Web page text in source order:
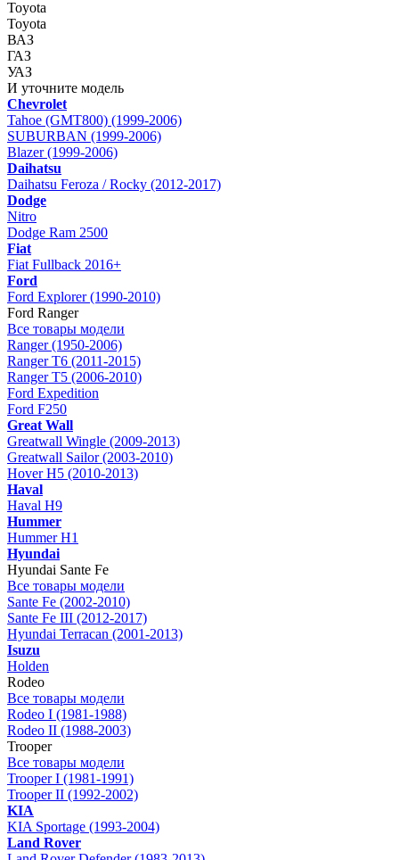
Toyota
Toyota
ВАЗ
ГАЗ
УАЗ
И уточните модель
Chevrolet
Tahoe (GMT800) (1999-2006)
SUBURBAN (1999-2006)
Blazer (1999-2006)
Daihatsu
Daihatsu Feroza / Rocky (2012-2017)
Dodge
Nitro
Dodge Ram 2500
Fiat
Fiat Fullback 2016+
Ford
Ford Explorer (1990-2010)
Ford Ranger
Все товары модели
Ranger (1950-2006)
Ranger T6 (2011-2015)
Ranger T5 (2006-2010)
Ford Expedition
Ford F250
Great Wall
Greatwall Wingle (2009-2013)
Greatwall Sailor (2003-2010)
Hover H5 (2010-2013)
Haval
Haval H9
Hummer
Hummer H1
Hyundai
Hyundai Sante Fe
Все товары модели
Sante Fe (2002-2010)
Sante Fe III (2012-2017)
Hyundai Terracan (2001-2013)
Isuzu
Holden
Rodeo
Все товары модели
Rodeo I (1981-1988)
Rodeo II (1988-2003)
Trooper
Все товары модели
Trooper I (1981-1991)
Trooper II (1992-2002)
KIA
KIA Sportage (1993-2004)
Land Rover